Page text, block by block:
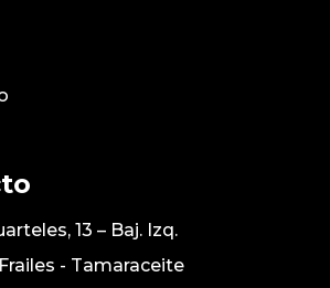
13 – Baj. Izq.
- Tamaraceite